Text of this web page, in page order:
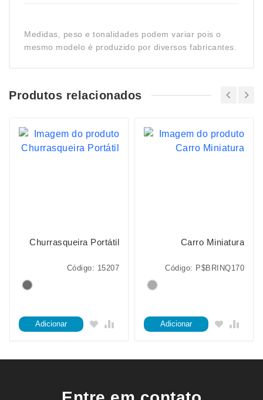
Medidas, peso e tonalidades podem variar pois o
mesmo modelo é produzido por diversos fabricantes.
Produtos relacionados
Churrasqueira Portátil
Código: 15207
Adicionar
Carro Miniatura
Código: P$BRINQ170
Adicionar